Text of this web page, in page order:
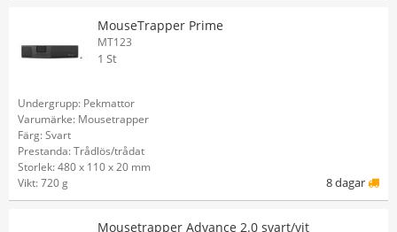
MouseTrapper Prime
MT123
1 St
Undergrupp: Pekmattor
Varumärke: Mousetrapper
Färg: Svart
Prestanda: Trådlös/trådat
Storlek: 480 x 110 x 20 mm
Vikt: 720 g
8 dagar
Mousetrapper Advance 2.0 svart/vit